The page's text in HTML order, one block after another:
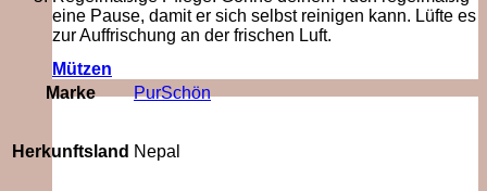
Mützen
eine Pause, damit er sich selbst reinigen kann. Lüfte es
zur Auffrischung an der frischen Luft.
Marke PurSchön
Herkunftsland Nepal